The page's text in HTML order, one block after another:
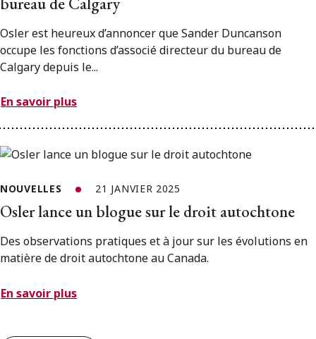
Osler est heureux d’annoncer que Sander Duncanson
occupe les fonctions d’associé directeur du bureau de
Calgary depuis le...
En savoir plus
NOUVELLES 21 JANVIER 2025
Osler lance un blogue sur le droit autochtone
Des observations pratiques et à jour sur les évolutions en
matière de droit autochtone au Canada.
En savoir plus